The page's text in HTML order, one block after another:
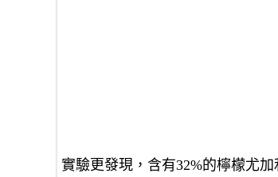
實驗更發現， 含有32%的檸檬尤加